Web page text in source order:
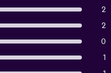
2
2
0
1